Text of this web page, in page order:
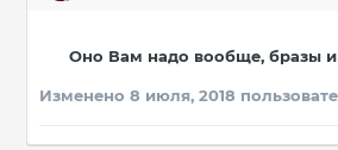
Оно Вам надо вообще, бразы и
Изменено 8 июля, 2018